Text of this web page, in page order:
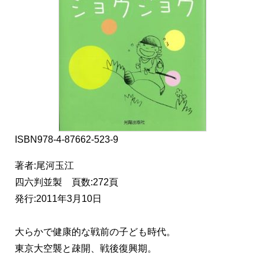
ISBN978-4-87662-523-9
著者:尾河玉江
四六判並製 頁数:272頁
発行:2011年3月10日
大らかで健康的な戦前の子ども時代。
東京大空襲と疎開、戦後復興期。